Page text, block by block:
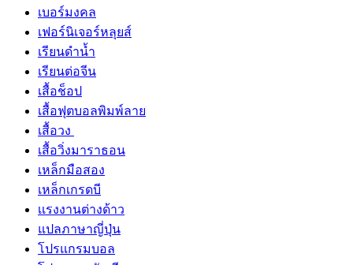
เบอร์มงคล
เฟอร์นิเจอร์หลุยส์
เรียนดำน้ำ
เรียนต่อจีน
เสื้อช็อป
เสื้อฟุตบอลพิมพ์ลาย
เสื้อวง
เสื้อวิ่งมาราธอน
เหล็กมือสอง
เหล็กเกรดบี
เเรงงานต่างด้าว
แปลภาษาญี่ปุ่น
โปรแกรมบอล